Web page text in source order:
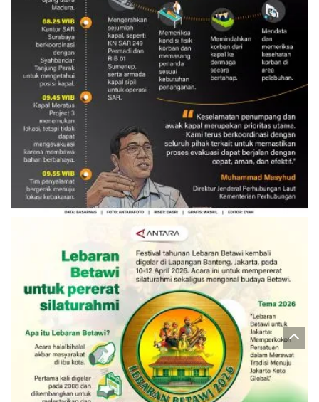
Evakuasi korban kebakaran KM
Mutiara Sentosa 2
3 Agustus 2026